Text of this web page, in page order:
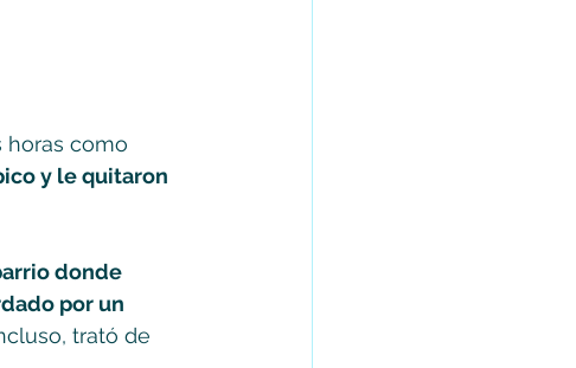
horas como
y le quitaron
donde
por un
trató de